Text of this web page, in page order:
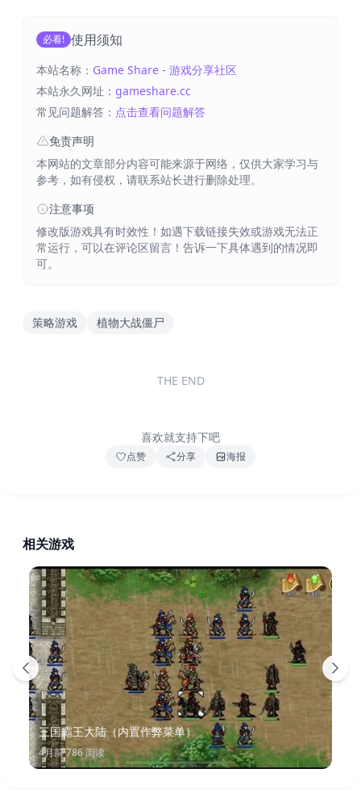
必看! 使用须知
本站名称： Game Share - 游戏分享社区
本站永久网址： gameshare.cc
常见问题解答： 点击查看问题解答
免责声明
本网站的文章部分内容可能来源于网络，仅供大家学习与
参考，如有侵权，请联系站长进行删除处理。
注意事项
修改版游戏具有时效性！如遇下载链接失效或游戏无法正
常运行，可以在评论区留言！告诉一下具体遇到的情况即
可。
策略游戏 植物大战僵尸
THE END
喜欢就支持下吧
点赞 分享 海报
相关游戏
三国霸王大陆（内置作弊菜单）
4月前·786阅读